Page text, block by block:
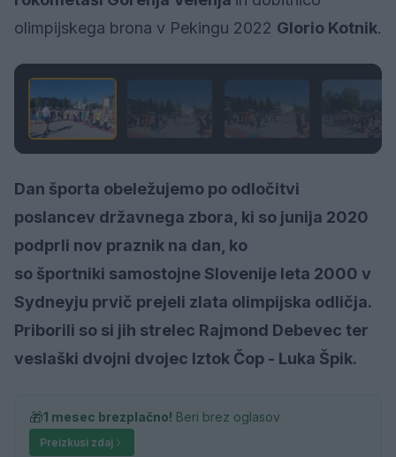
olimpijskega brona v Pekingu 2022 Glorio Kotnik.
1 / 25
Dan športa obeležujemo po odločitvi
poslancev državnega zbora, ki so junija 2020
podprli nov praznik na dan, ko
so športniki samostojne Slovenije leta 2000 v
Sydneyju prvič prejeli zlata olimpijska odličja.
Priborili so si jih strelec Rajmond Debevec ter
veslaški dvojni dvojec Iztok Čop - Luka Špik.
🎁1 mesec brezplačno! Beri brez oglasov
Preizkusi zdaj